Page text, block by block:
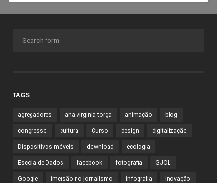
TAGS
agregadores ana virginia torga animação blog
congresso cultura Curso design digitalização
Dispositivos móveis download ecologia
Escola de Dados facebook fotografia GJOL
Google imersão no jornalismo infografia inovação